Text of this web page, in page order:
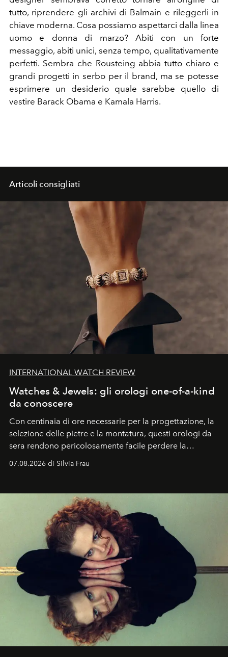
tutto, riprendere gli archivi di Balmain e rileggerli in
chiave moderna. Cosa possiamo aspettarci dalla linea
uomo e donna di marzo? Abiti con un forte
messaggio, abiti unici, senza tempo, qualitativamente
perfetti. Sembra che Rousteing abbia tutto chiaro e
grandi progetti in serbo per il brand, ma se potesse
esprimere un desiderio quale sarebbe quello di
vestire Barack Obama e Kamala Harris.
Articoli consigliati
INTERNATIONAL WATCH REVIEW
Watches & Jewels: gli orologi one-of-a-kind
da conoscere
Con centinaia di ore necessarie per la progettazione, la
selezione delle pietre e la montatura, questi orologi da
sera rendono pericolosamente facile perdere la
07.08.2026 di Silvia Frau